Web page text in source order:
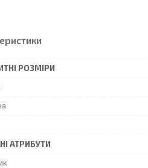
РОЗМІРИ
АТРИБУТИ